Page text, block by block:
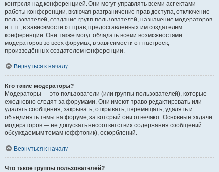
контроля над конференцией. Они могут управлять всеми аспектами
работы конференции, включая разграничение прав доступа, отключение
пользователей, создание групп пользователей, назначение модераторов
и т. п., в зависимости от прав, предоставленных им создателем
конференции. Они также могут обладать всеми возможностями
модераторов во всех форумах, в зависимости от настроек,
произведённых создателем конференции.
Вернуться к началу
Кто такие модераторы?
Модераторы — это пользователи (или группы пользователей), которые
ежедневно следят за форумами. Они имеют право редактировать или
удалять сообщения, закрывать, открывать, перемещать, удалять и
объединять темы на форуме, за который они отвечают. Основные задачи
модераторов — не допускать несоответствия содержания сообщений
обсуждаемым темам (оффтопик), оскорблений.
Вернуться к началу
Что такое группы пользователей?